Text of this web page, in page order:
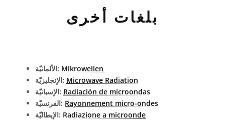
بلغات أخرى
الألمانيّة: Mikrowellen
الإنجليزيّة: Microwave Radiation
الإسبانيّة: Radiación de microondas
الفرنسيّة: Rayonnement micro-ondes
الإيطاليّة: Radiazione a microonde